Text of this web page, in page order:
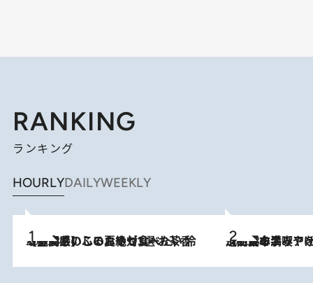
RANKING
ランキング
HOURLYDAILYWEEKLY
2026.8.5
【静岡県】この夏絶対食べたい 冷やしておいしいおやつ3選 お茶香る生食感のふるふるゼリー 2026.8.5
【西日本エリアを総まとめ】 47都道府県の手みやげ ひんやりスイーツで夏を満喫